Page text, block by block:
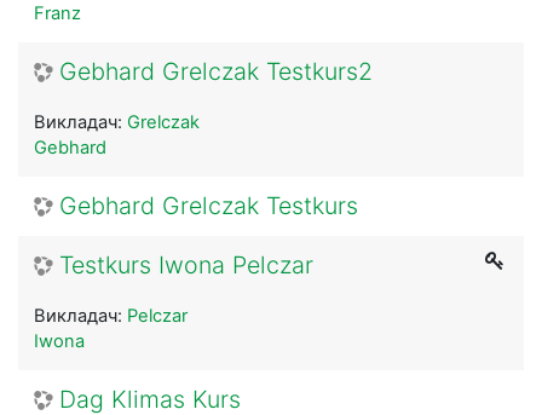
Franz
Gebhard Grelczak Testkurs2
Викладач: Grelczak
Gebhard
Gebhard Grelczak Testkurs
Testkurs Iwona Pelczar
Викладач: Pelczar
Iwona
Dag Klimas Kurs